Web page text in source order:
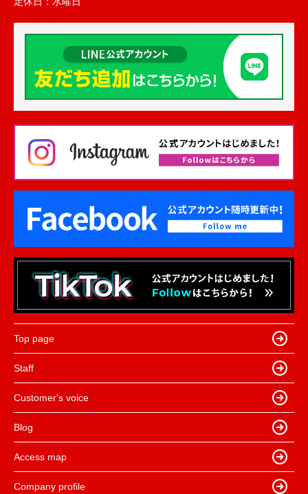
Top page
Staff
Customer's voice
Blog
Access map
Company profile